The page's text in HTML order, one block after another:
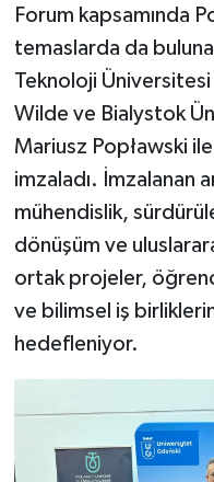
Forum kapsamında
temaslarda da
Teknoloji
Wilde ve Bialystok
Mariusz Popławski
imzaladı. İmzalanan
mühendislik,
dönüşüm ve
ortak projeler,
ve bilimsel iş
hedefleniyor.